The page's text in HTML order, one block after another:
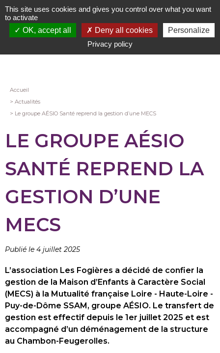
Aller
au
contenu
Fil
d'Ariane
Accueil
Actualités
Le groupe AÉSIO Santé reprend la gestion d’une MECS
LE GROUPE AÉSIO
SANTÉ REPREND LA
GESTION D’UNE
MECS
Publié le 4 juillet 2025
L’association Les Fogières a décidé de confier la
gestion de la Maison d’Enfants à Caractère Social
(MECS) à la Mutualité française Loire - Haute-Loire -
Puy-de-Dôme SSAM, groupe AÉSIO. Le transfert de
gestion est effectif depuis le 1er juillet 2025 et est
accompagné d’un déménagement de la structure
au Chambon-Feugerolles.
This site uses cookies and gives you control over what you want
to activate
OK, accept all
Deny all cookies
Personalize
Privacy policy